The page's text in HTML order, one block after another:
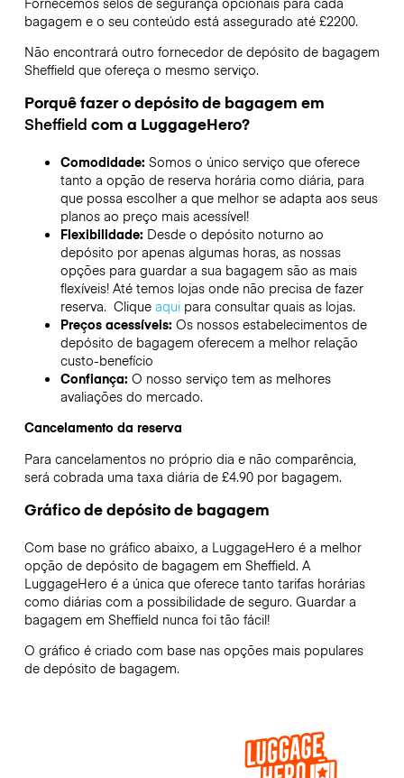
bagagem e o seu conteúdo está assegurado até £2200.
Não encontrará outro fornecedor de depósito de bagagem
Sheffield que ofereça o mesmo serviço.
Porquê fazer o depósito de bagagem em
Sheffield com a LuggageHero?
Comodidade: Somos o único serviço que oferece
tanto a opção de reserva horária como diária, para
que possa escolher a que melhor se adapta aos seus
planos ao preço mais acessível!
Flexibilidade: Desde o depósito noturno ao
depósito por apenas algumas horas, as nossas
opções para guardar a sua bagagem são as mais
flexíveis! Até temos lojas onde não precisa de fazer
reserva. Clique aquipara consultar quais as lojas.
Preços acessíveis: Os nossos estabelecimentos de
depósito de bagagem oferecem a melhor relação
custo-benefício
Confiança: O nosso serviço tem as melhores
avaliações do mercado.
Cancelamento da reserva
Para cancelamentos no próprio dia e não comparência,
será cobrada uma taxa diária de £4.90 por bagagem.
Gráfico de depósito de bagagem
Com base no gráfico abaixo, a LuggageHero é a melhor
opção de depósito de bagagem em Sheffield. A
LuggageHero é a única que oferece tanto tarifas horárias
como diárias com a possibilidade de seguro. Guardar a
bagagem em Sheffield nunca foi tão fácil!
O gráfico é criado com base nas opções mais populares
de depósito de bagagem.